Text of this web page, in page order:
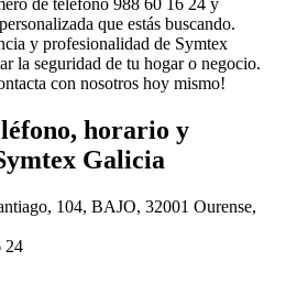
que estás buscando.
y profesionalidad de Symtex
la seguridad de tu hogar o negocio.
con nosotros hoy mismo!
horario y
Galicia
104, BAJO, 32001 Ourense,
24